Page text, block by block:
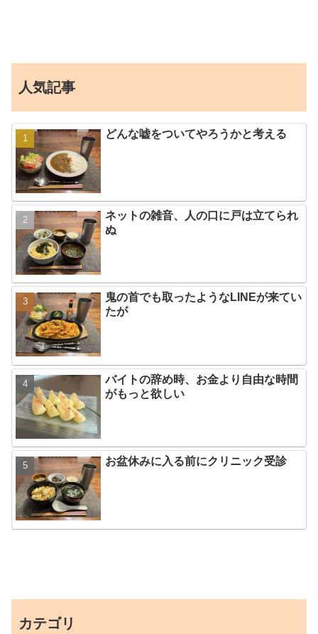
人気記事
どんな嘘をついてやろうかと考える
ネットの雑音、人の口に戸は立てられ
ぬ
鬼の首でも取ったようなLINEが来てい
たが
バイトの辞め時、お金より自由な時間
がもっと欲しい
お盆休みに入る前にクリニック受診
カテゴリ